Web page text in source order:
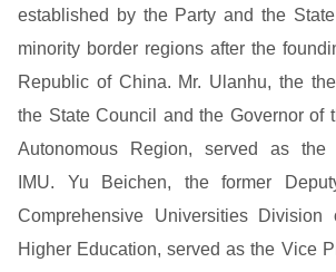
established by the Party and the
minority border regions after the
Republic of China. Mr. Ulanhu, the
the State Council and the Governor of
Autonomous Region, served as
IMU. Yu Beichen, the former
Comprehensive Universities
Higher Education, served as the Vice